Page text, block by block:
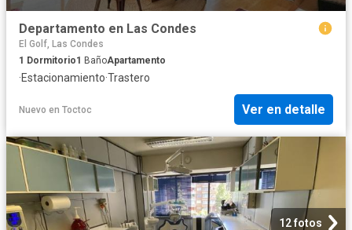
Departamento en Las Condes
El Golf, Las Condes
1 Dormitorio1 BañoApartamento
·Estacionamiento·Trastero
Nuevo en Toctoc Ver en detalle
12 fotos